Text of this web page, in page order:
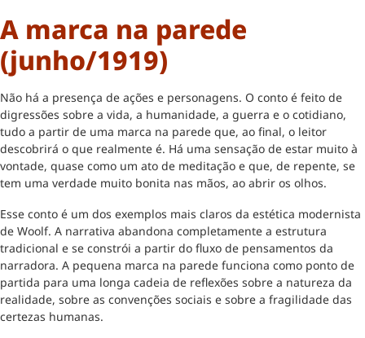
A marca na parede
(junho/1919)
Não há a presença de ações e personagens. O conto é feito de
digressões sobre a vida, a humanidade, a guerra e o cotidiano,
tudo a partir de uma marca na parede que, ao final, o leitor
descobrirá o que realmente é. Há uma sensação de estar muito à
vontade, quase como um ato de meditação e que, de repente, se
tem uma verdade muito bonita nas mãos, ao abrir os olhos.
Esse conto é um dos exemplos mais claros da estética modernista
de Woolf. A narrativa abandona completamente a estrutura
tradicional e se constrói a partir do fluxo de pensamentos da
narradora. A pequena marca na parede funciona como ponto de
partida para uma longa cadeia de reflexões sobre a natureza da
realidade, sobre as convenções sociais e sobre a fragilidade das
certezas humanas.